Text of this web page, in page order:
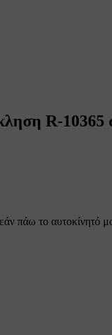
R-
πάω το αυτοκίνητό